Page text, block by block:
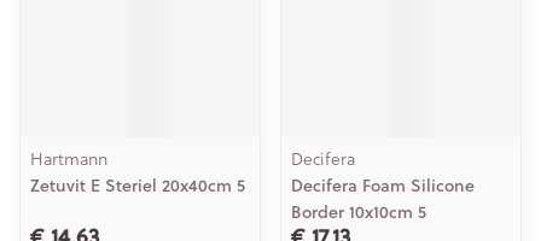
Hartmann
Zetuvit E Steriel 20x40cm 5
Decifera
Decifera Foam Silicone
Border 10x10cm 5